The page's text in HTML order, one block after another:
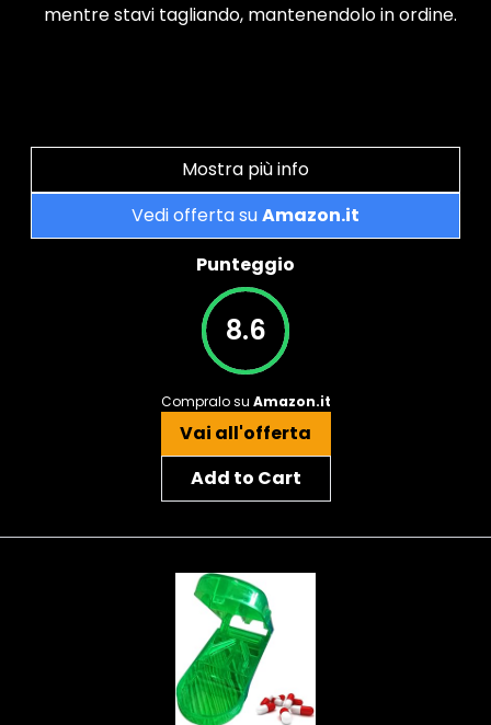
mentre stavi tagliando, mantenendolo in ordine.
Mostra più info
Vedi offerta suAmazon.it
Punteggio
8.6
Compralo su Amazon.it
Vai all'offerta
Add to Cart